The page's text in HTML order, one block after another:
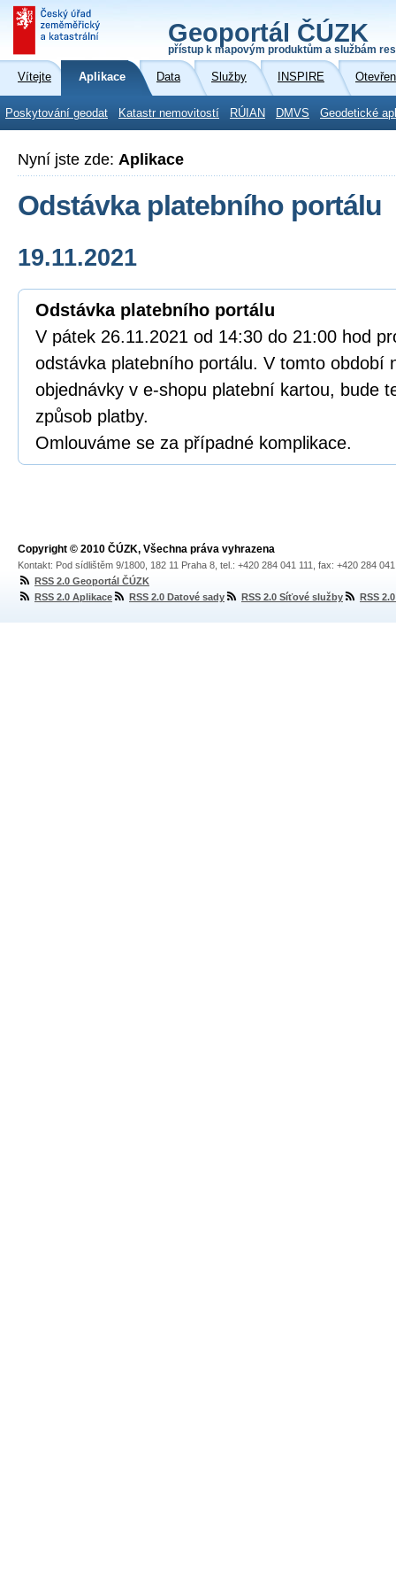
Geoportál ČÚZK
přístup k mapovým produktům a službám
Vítejte Aplikace Data Služby INSPIRE
Poskytování geodat Katastr nemovitostí RÚIAN DMVS Geodetické
Nyní jste zde: Aplikace
Odstávka platebního portálu
19.11.2021
Odstávka platebního portálu
V pátek 26.11.2021 od 14:30 do 21:00 hod
odstávka platebního portálu. V tomto období
objednávky v e-shopu platební kartou, bude
způsob platby.
Omlouváme se za případné komplikace.
Copyright © 2010 ČÚZK, Všechna práva vyhrazena
Kontakt: Pod sídlištěm 9/1800, 182 11 Praha 8, tel.: +420 284 041 111, fax: +420 284
RSS 2.0 Geoportál ČÚZK
RSS 2.0 Aplikace
RSS 2.0 Datové sady RSS 2.0 Síťové služby RSS